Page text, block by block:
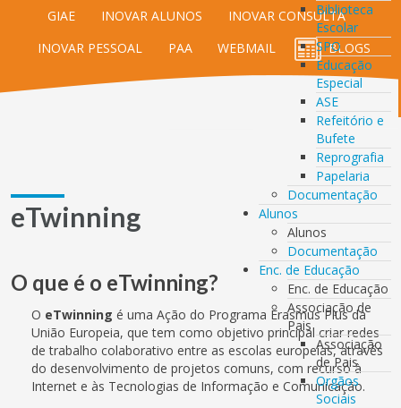
Biblioteca
Escolar
SPO
Educação
Especial
ASE
Refeitório e
Bufete
Reprografia
Papelaria
Documentação
Alunos
Alunos
Documentação
Enc. de Educação
Enc. de Educação
Associação de
Pais
Associação
de Pais
Orgãos
Sociais
GIAE INOVAR ALUNOS
INOVAR CONSULTA
INOVAR PESSOAL
PAA WEBMAIL BLOGS
eTwinning
O que é o eTwinning?
O eTwinning é uma Ação do Programa Erasmus Plus da
União Europeia, que tem como objetivo principal criar redes
de trabalho colaborativo entre as escolas europeias, através
do desenvolvimento de projetos comuns, com recurso à
Internet e às Tecnologias de Informação e Comunicação.